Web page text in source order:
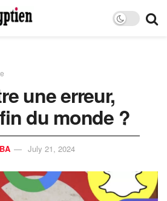
une erreur,
du monde ?
July 21, 2024